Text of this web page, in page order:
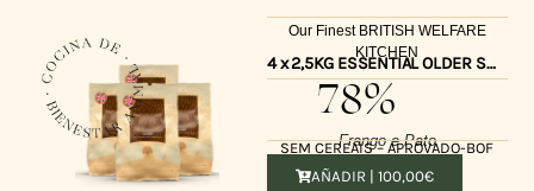
Our Finest BRITISH WELFARE
KITCHEN
4 x 2,5KG ESSENTIAL OLDER SMALL SIZE UK
78%
Frango e Pato
SEM CEREAIS – APROVADO-BOF
AÑADIR |100,00€